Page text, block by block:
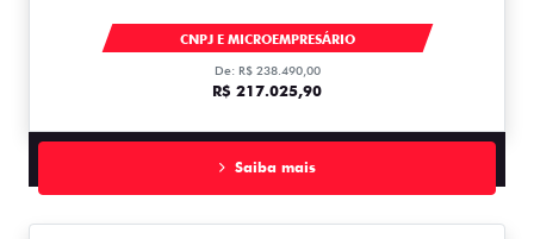
CNPJ E MICROEMPRESÁRIO
De: R$ 238.490,00
R$ 217.025,90
Saiba mais